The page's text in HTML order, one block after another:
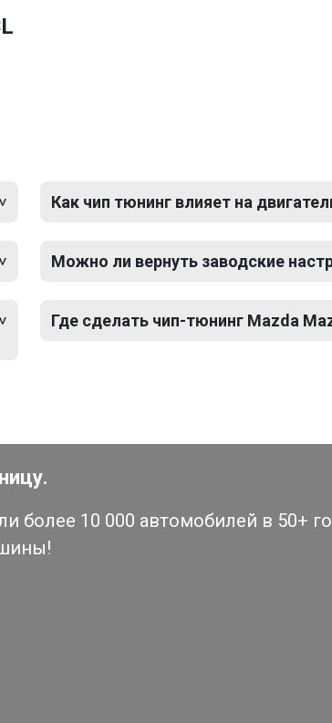
Как чип тюнинг влияет на
Можно ли вернуть заводские
Где сделать чип-тюнинг Mazda
10 000 автомобилей в 50+